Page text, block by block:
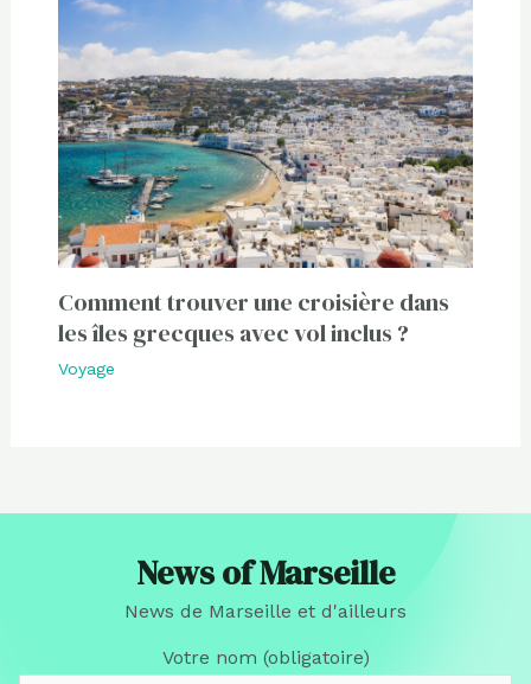
Comment trouver une croisière dans
les îles grecques avec vol inclus ?
Voyage
News of Marseille
News de Marseille et d'ailleurs
Votre nom (obligatoire)